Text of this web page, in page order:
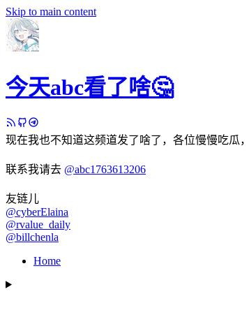
Skip to main content
今天abc看了啥🤔
现在我也不知道这频道发了啥了，各位慢慢吃瓜
联系我请去 @abc1763613206
友链儿
@cyberElaina
@rvalue_daily
@billchenla
Home